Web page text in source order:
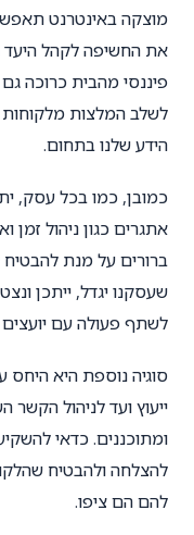
מוצקה באינטרנט
את החשיפה לקהל היעד
פיננסי מהבית כרוכה גם
לשלב המלצות מלקוחות
הידע שלנו בתחום.
כמובן, כמו בכל עסק,
אתגרים כגון ניהול זמן
ברורים על מנת להבטיח
שעסקנו יגדל, ייתכן
לשתף פעולה עם יועצים
סוגיה נוספת היא היחס
ייעוץ ועד לניהול הקשר
ומתוכננים. כדאי
להצלחה ולהבטיח
להם הם ציפו.